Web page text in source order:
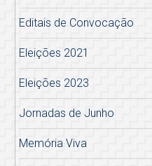
Editais de Convocação
Eleições 2021
Eleições 2023
Jornadas de Junho
Memória Viva